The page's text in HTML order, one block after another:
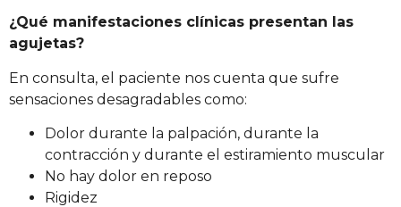
¿Qué manifestaciones clínicas presentan las
agujetas?
En consulta, el paciente nos cuenta que sufre
sensaciones desagradables como:
Dolor durante la palpación, durante la
contracción y durante el estiramiento muscular
No hay dolor en reposo
Rigidez